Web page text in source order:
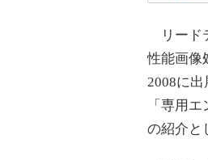
リード
性能画像
2008に出
「専用
の紹介と